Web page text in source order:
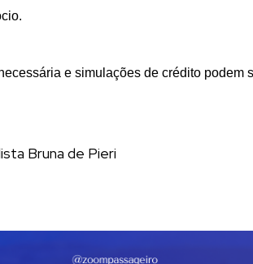
e simulações de crédito
Bruna de Pieri